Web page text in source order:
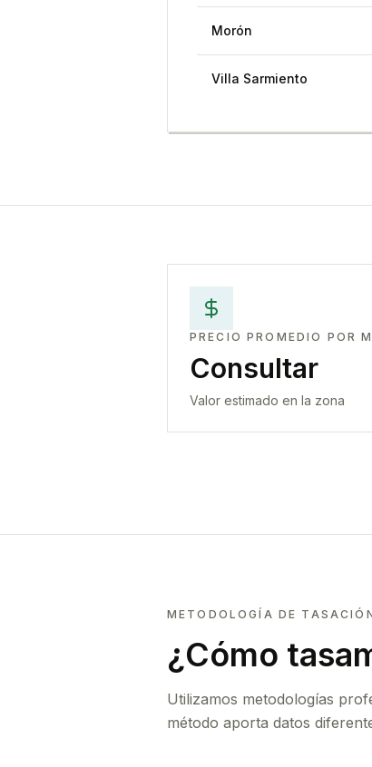
Morón
Villa Sarmiento
PRECIO PROMEDIO POR
Consultar
Valor estimado en la zona
METODOLOGÍA DE
¿Cómo
Utilizamos metodologías
método aporta datos